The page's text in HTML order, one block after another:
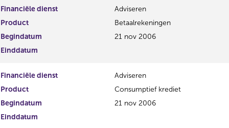
e
e
g
i
e
r
e
s
Financiële dienst
Adviseren
Product
Betaalrekeningen
Begindatum
21 nov 2006
Einddatum
Financiële dienst
Adviseren
Product
Consumptief krediet
Begindatum
21 nov 2006
Einddatum